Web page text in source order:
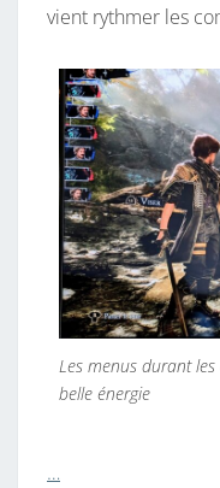
vient rythmer les
Les menus durant
belle énergie
…